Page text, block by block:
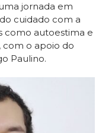
jornada em
cuidado com a
como autoestima e
com o apoio do
Paulino.